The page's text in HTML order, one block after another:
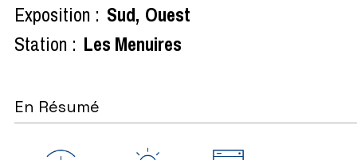
Exposition : Sud Ouest
Station : Les Menuires
En Résumé